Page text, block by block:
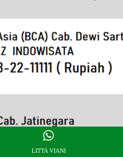
LITTA VIANI